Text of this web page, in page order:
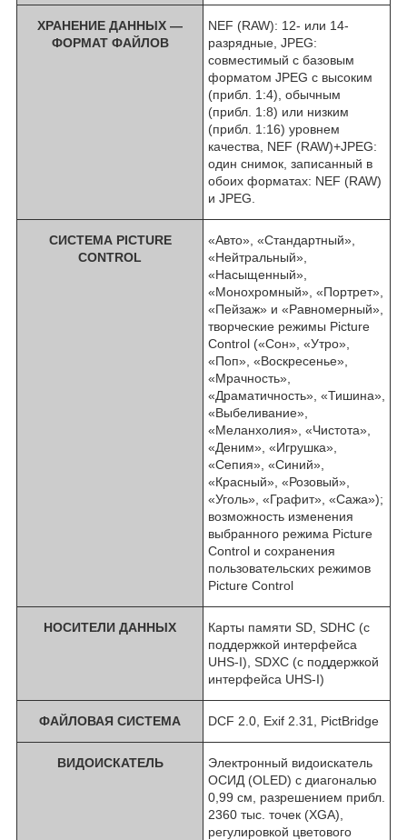
ХРАНЕНИЕ ДАННЫХ —
ФОРМАТ ФАЙЛОВ
NEF (RAW): 12- или 14-
разрядные, JPEG:
совместимый с базовым
форматом JPEG с высоким
(прибл. 1:4), обычным
(прибл. 1:8) или низким
(прибл. 1:16) уровнем
качества, NEF (RAW)+JPEG:
один снимок, записанный в
обоих форматах: NEF (RAW)
и JPEG.
СИСТЕМА PICTURE
CONTROL
«Авто», «Стандартный»,
«Нейтральный»,
«Насыщенный»,
«Монохромный», «Портрет»,
«Пейзаж» и «Равномерный»,
творческие режимы Picture
Control («Сон», «Утро»,
«Поп», «Воскресенье»,
«Мрачность»,
«Драматичность», «Тишина»,
«Выбеливание»,
«Меланхолия», «Чистота»,
«Деним», «Игрушка»,
«Сепия», «Синий»,
«Красный», «Розовый»,
«Уголь», «Графит», «Сажа»);
возможность изменения
выбранного режима Picture
Control и сохранения
пользовательских режимов
Picture Control
НОСИТЕЛИ ДАННЫХ
Карты памяти SD, SDHC (с
поддержкой интерфейса
UHS-I), SDXC (с поддержкой
интерфейса UHS-I)
ФАЙЛОВАЯ СИСТЕМА DCF 2.0, Exif 2.31, PictBridge
ВИДОИСКАТЕЛЬ
Электронный видоискатель
ОСИД (OLED) с диагональю
0,99 см, разрешением прибл.
2360 тыс. точек (XGA),
регулировкой цветового